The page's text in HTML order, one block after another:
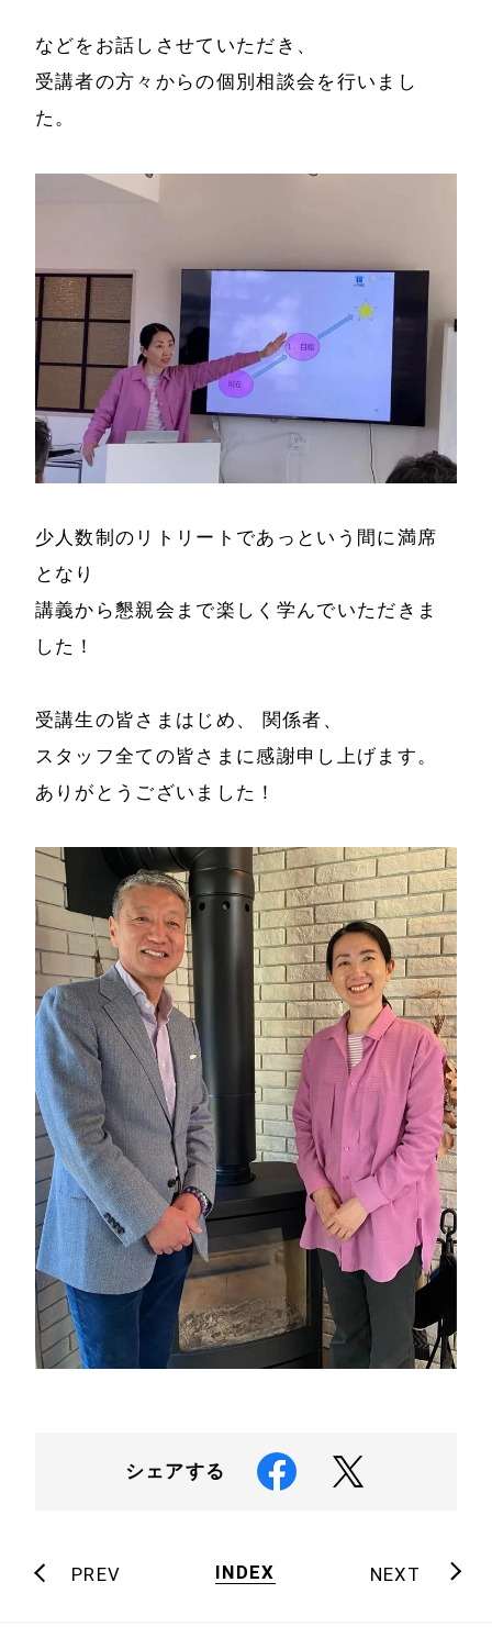
サービス
事例と実績
メディア掲載
書籍・DVD
お問い合わせ
などをお話しさせていただき、
受講者の方々からの個別相談会を行いまし
た。
少人数制のリトリートであっという間に満席
となり
講義から懇親会まで楽しく学んでいただきま
した！
受講生の皆さまはじめ、 関係者、
スタッフ全ての皆さまに感謝申し上げます。
ありがとうございました！
シェアする
PREV INDEX NEXT